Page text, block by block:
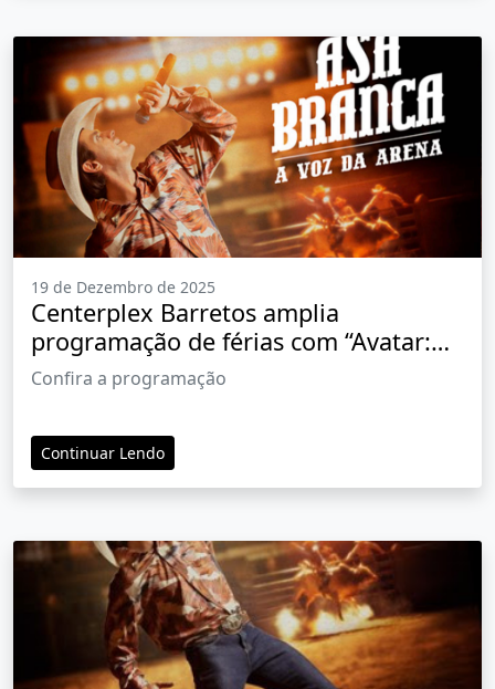
19 de Dezembro de 2025
Centerplex Barretos amplia
programação de férias com “Avatar:
Fogo e Cinzas” e a cinebiografia “Asa
Branca – A Voz da Arena”
Confira a programação
Continuar Lendo